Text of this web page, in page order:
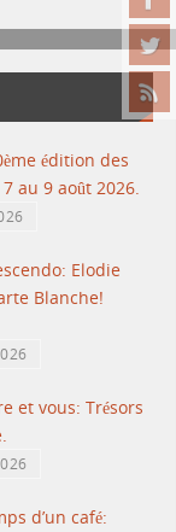
édition des
au 9 août 2026.
Elodie
Blanche!
et vous: Trésors
d’un café: